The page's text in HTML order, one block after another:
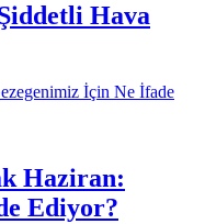
Hava
Haziran:
Ediyor?